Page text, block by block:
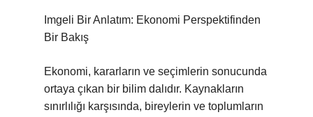
Imgeli Bir Anlatım: Ekonomi Perspektifinden
Bir Bakış
Ekonomi, kararların ve seçimlerin sonucunda
ortaya çıkan bir bilim dalıdır. Kaynakların
sınırlılığı karşısında, bireylerin ve toplumların